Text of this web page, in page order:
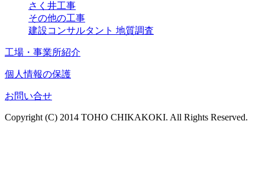
さく井工事
その他の工事
建設コンサルタント 地質調査
工場・事業所紹介
個人情報の保護
お問い合せ
Copyright (C) 2014 TOHO CHIKAKOKI. All Rights Reserved.